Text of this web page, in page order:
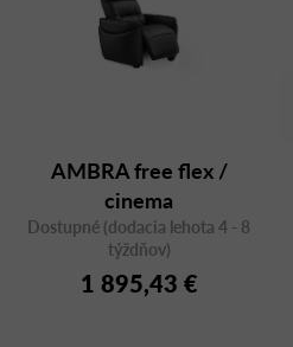
AMBRA free flex /
cinema
Dostupné (dodacia lehota 4 - 8
týždňov)
1 895,43 €